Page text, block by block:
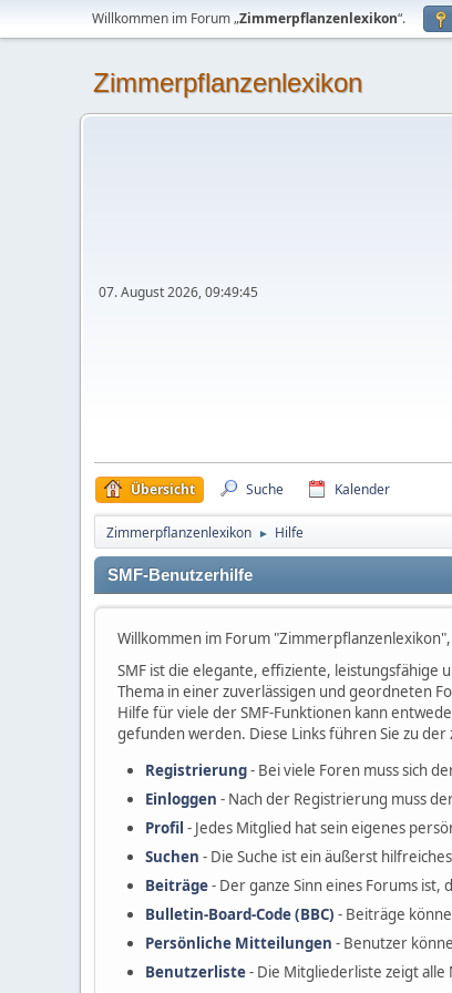
Willkommen im Forum „Zimmerpflanzenlexikon“.
Zimmerpflanzenlexikon
07. August 2026, 09:49:45
Übersicht Suche Kalender
Zimmerpflanzenlexikon ► Hilfe
SMF-Benutzerhilfe
Willkommen im Forum
SMF ist die elegante, effiziente, leistungsfähige
Thema in einer zuverlässigen und geordneten
Hilfe für viele der SMF-Funktionen kann
gefunden werden. Diese Links führen Sie zu
Registrierung- Bei viele Foren muss sich
Einloggen - Nach der Registrierung muss
Profil - Jedes Mitglied hat sein eigenes
Suchen - Die Suche ist ein äußerst
Beiträge- Der ganze Sinn eines Forums
Bulletin-Board-Code (BBC) - Beiträge
Persönliche Mitteilungen - Benutzer
Benutzerliste- Die Mitgliederliste zeigt